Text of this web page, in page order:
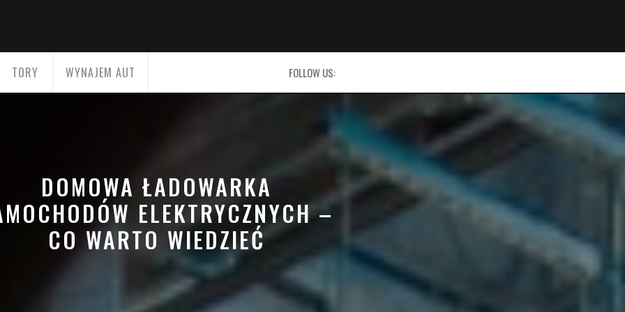
TORY WYNAJEM AUT FOLLOW US:
DOMOWA ŁADOWARKA
ELEKTRYCZNYCH –
CO WARTO WIEDZIEĆ